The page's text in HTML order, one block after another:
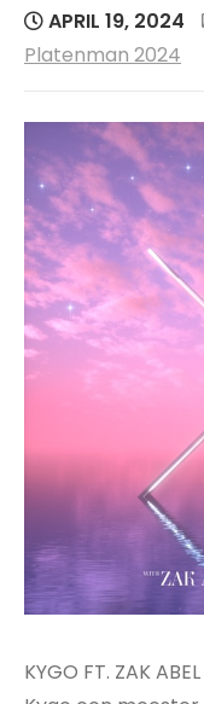
APRIL 19, 2024
Platenman 2024
KYGO FT. ZAK